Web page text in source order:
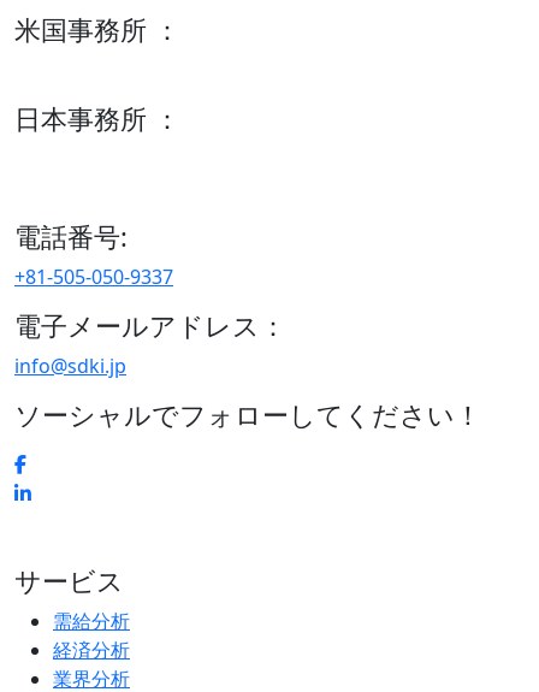
米国事務所 ：
日本事務所 ：
電話番号:
+81-505-050-9337
電子メールアドレス：
info@sdki.jp
ソーシャルでフォローしてください！
サービス
需給分析
経済分析
業界分析